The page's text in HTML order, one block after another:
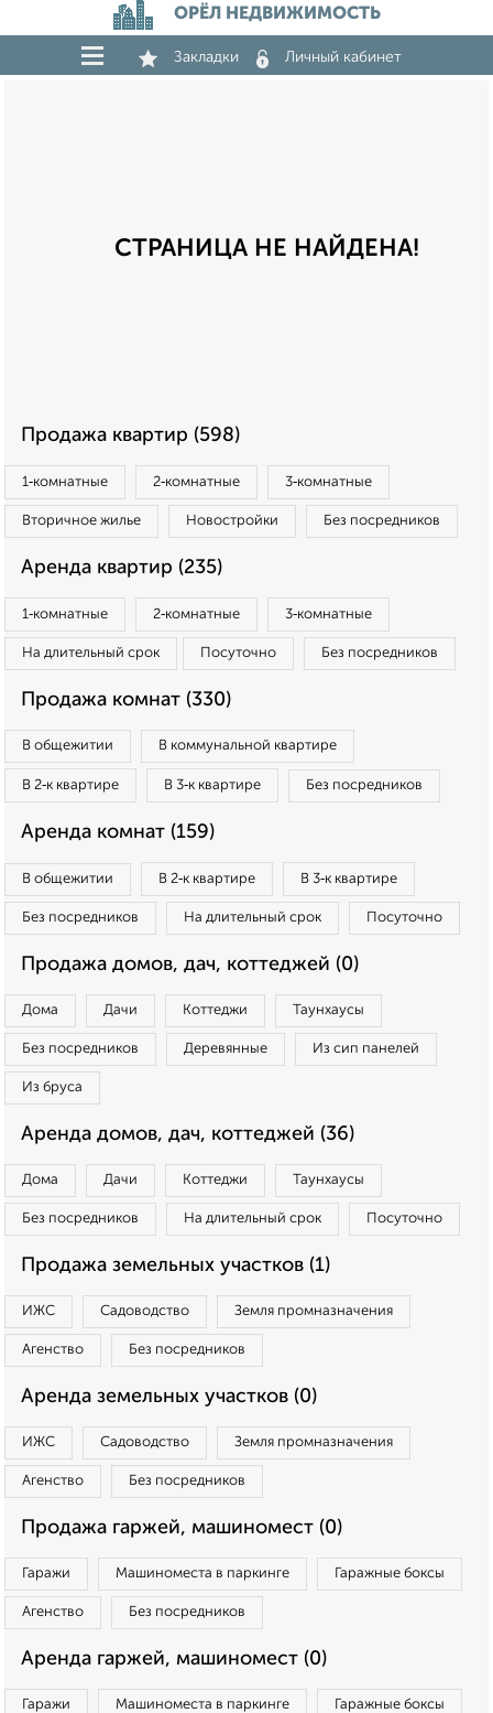
ОРЁЛ НЕДВИЖИМОСТЬ
Закладки Личный кабинет
СТРАНИЦА НЕ НАЙДЕНА!
Продажа квартир (598)
1‑комнатные 2‑комнатные 3‑комнатные
Вторичное жилье Новостройки Без посредников
Аренда квартир (235)
1‑комнатные 2‑комнатные 3‑комнатные
На длительный срок Посуточно Без посредников
Продажа комнат (330)
В общежитии В коммунальной квартире
В 2‑к квартире В 3‑к квартире Без посредников
Аренда комнат (159)
В общежитии В 2‑к квартире В 3‑к квартире
Без посредников На длительный срок Посуточно
Продажа домов, дач, коттеджей (0)
Дома Дачи Коттеджи Таунхаусы
Без посредников Деревянные Из сип панелей
Из бруса
Аренда домов, дач, коттеджей (36)
Дома Дачи Коттеджи Таунхаусы
Без посредников На длительный срок Посуточно
Продажа земельных участков (1)
ИЖС Садоводство Земля промназначения
Агенство Без посредников
Аренда земельных участков (0)
ИЖС Садоводство Земля промназначения
Агенство Без посредников
Продажа гаржей, машиномест (0)
Гаражи Машиноместа в паркинге Гаражные боксы
Агенство Без посредников
Аренда гаржей, машиномест (0)
Гаражи Машиноместа в паркинге Гаражные боксы